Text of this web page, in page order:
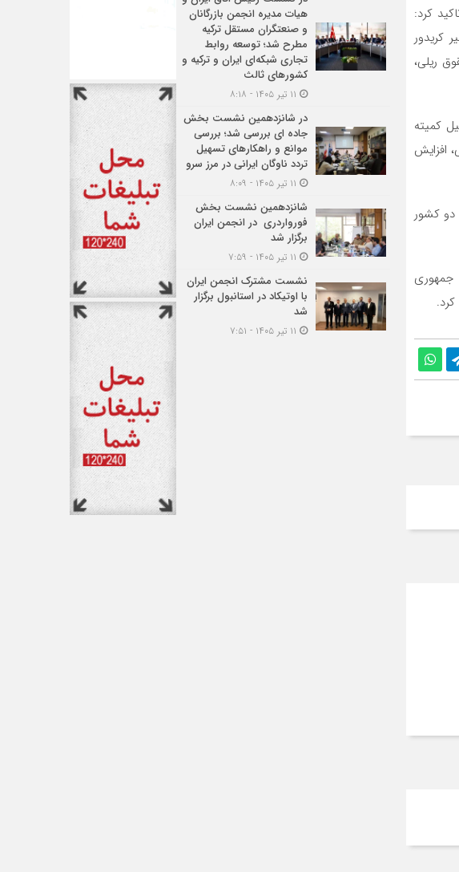
کرد:
تن بار در مسیر کریدور
شقوق ریلی،
کمیته
افزایش
دو کشور
جمهوری
هیات مدیره انجمن بازرگانان
و صنعتگران مستقل ترکیه
مطرح شد؛ توسعه روابط
تجاری شبکه‌ای ایران و ترکیه و
کشورهای ثالث
در شانزدهمین نشست بخش
جاده ای بررسی شد؛ بررسی
موانع و راهکارهای تسهیل
تردد ناوگان ایرانی در مرز سرو
شانزدهمین نشست بخش
فورواردری در انجمن ایران
برگزار شد
نشست مشترک انجمن ایران
با اوتیکاد در استانبول برگزار
شد